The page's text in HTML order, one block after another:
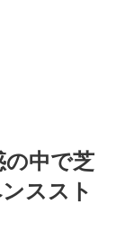
中で芝
ススト